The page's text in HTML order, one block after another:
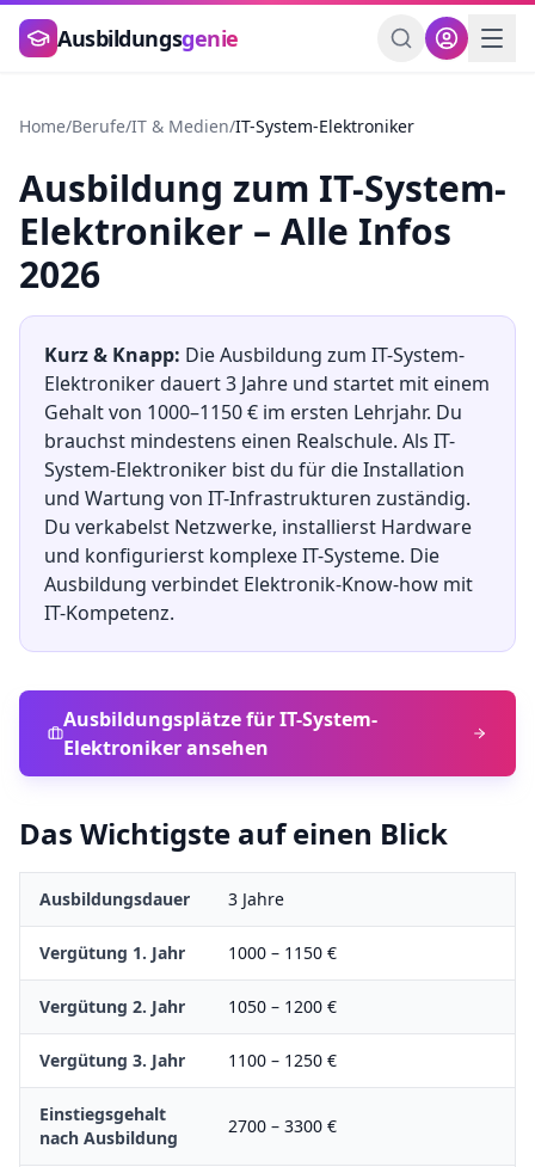
Zum Hauptinhalt springen
Ausbildungsgenie
Home/Berufe/IT & Medien/IT-System-Elektroniker
Ausbildung zum IT-System-
Elektroniker – Alle Infos
2026
Kurz & Knapp: Die Ausbildung zum IT-System-
Elektronikerdauert3 Jahre und startet mit einem
Gehalt von 1000–1150€ im ersten Lehrjahr. Du
brauchst mindestens einen Realschule. Als IT-
System-Elektroniker bist du für die Installation
und Wartung von IT-Infrastrukturen zuständig.
Du verkabelst Netzwerke, installierst Hardware
und konfigurierst komplexe IT-Systeme. Die
Ausbildung verbindet Elektronik-Know-how mit
IT-Kompetenz.
Ausbildungsplätze fürIT-System-
Elektronikeransehen
Das Wichtigste auf einen Blick
Ausbildungsdauer 3 Jahre
Vergütung 1. Jahr 1000 – 1150 €
Vergütung 2. Jahr 1050 – 1200 €
Vergütung 3. Jahr 1100 – 1250 €
Einstiegsgehalt
nach Ausbildung
2700 – 3300 €